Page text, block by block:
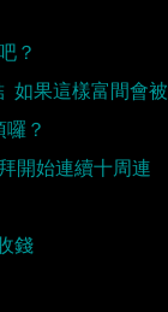
？
如果這樣富間會被
？
開始連續十周連
錢